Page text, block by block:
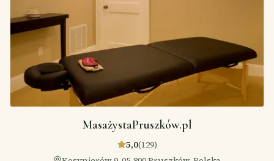
MasażystaPruszków.pl
5,0(129)